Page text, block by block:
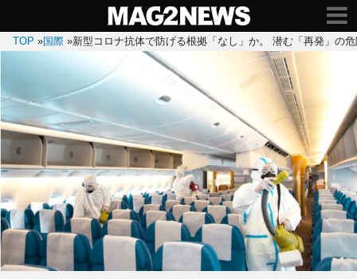
TOP »国際 »新型コロナ抗体で防げる根拠「なし」か。 潜む「再発」の